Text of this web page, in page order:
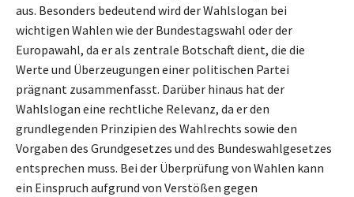
aus. Besonders bedeutend wird der Wahlslogan bei
wichtigen Wahlen wie der Bundestagswahl oder der
Europawahl, da er als zentrale Botschaft dient, die die
Werte und Überzeugungen einer politischen Partei
prägnant zusammenfasst. Darüber hinaus hat der
Wahlslogan eine rechtliche Relevanz, da er den
grundlegenden Prinzipien des Wahlrechts sowie den
Vorgaben des Grundgesetzes und des Bundeswahlgesetzes
entsprechen muss. Bei der Überprüfung von Wahlen kann
ein Einspruch aufgrund von Verstößen gegen